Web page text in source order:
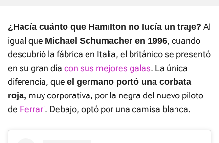
¿Hacía cuánto que Hamilton no lucía un traje? Al
igual que Michael Schumacher en 1996, cuando
descubrió la fábrica en Italia, el británico se presentó
en su gran día con sus mejores galas. La única
diferencia, que el germano portó una corbata
roja, muy corporativa, por la negra del nuevo piloto
de Ferrari. Debajo, optó por una camisa blanca.